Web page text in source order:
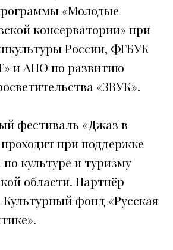
«Молодые
консерватории» при
России, ФГБУК
и АНО по развитию
«ЗВУК».
фестиваль «Джаз в
при поддержке
культуре и туризму
области. Партнёр
фонд «Русская